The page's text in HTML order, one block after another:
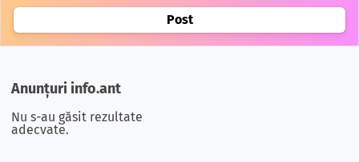
Post
Anunțuri info.ant
Nu s-au găsit rezultate
adecvate.